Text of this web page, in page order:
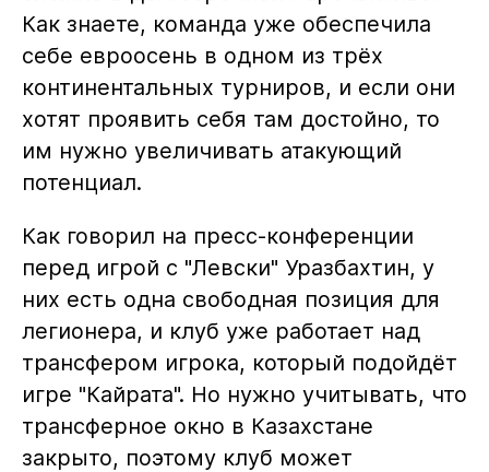
Как знаете, команда уже обеспечила
себе евроосень в одном из трёх
континентальных турниров, и если они
хотят проявить себя там достойно, то
им нужно увеличивать атакующий
потенциал.
Как говорил на пресс-конференции
перед игрой с "Левски" Уразбахтин, у
них есть одна свободная позиция для
легионера, и клуб уже работает над
трансфером игрока, который подойдёт
игре "Кайрата". Но нужно учитывать, что
трансферное окно в Казахстане
закрыто, поэтому клуб может